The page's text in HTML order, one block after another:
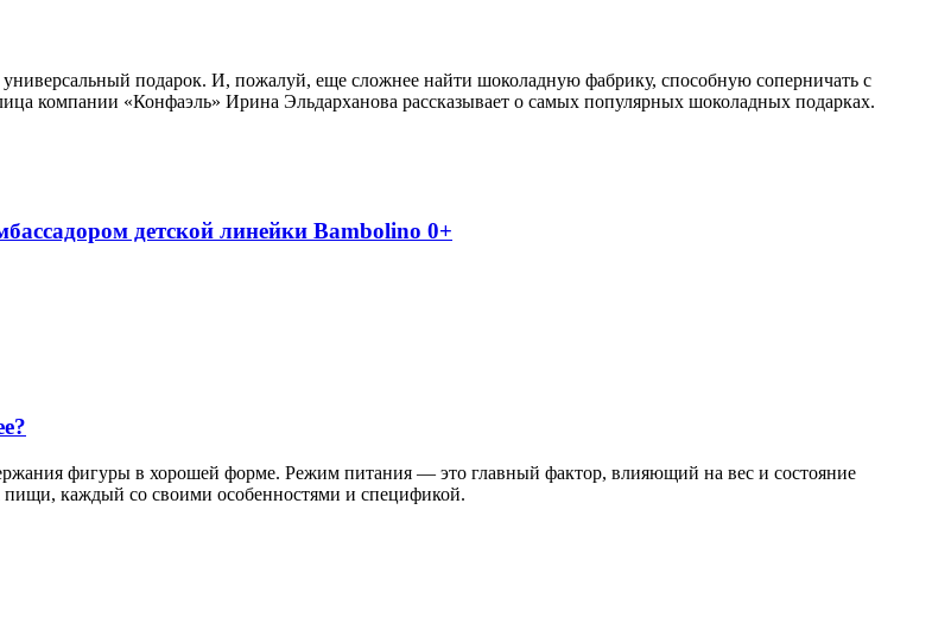
подарок. И, пожалуй, еще сложнее найти шоколадную фабрику, способную соперничать с
компании «Конфаэль» Ирина Эльдарханова рассказывает о самых популярных шоколадных подарках.
детской линейки Bambolino 0+
фигуры в хорошей форме. Режим питания — это главный фактор, влияющий на вес и состояние
пищи, каждый со своими особенностями и спецификой.